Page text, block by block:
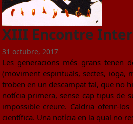
XIII Encontre
31 octubre, 2017
Les generacions més grans tenen
(moviment espirituals, sectes, ioga,
troben en un descampat tal, que no
notícia primera, sense cap tipus de
impossible creure. Caldria oferir-
científica. Una notícia en la qual no